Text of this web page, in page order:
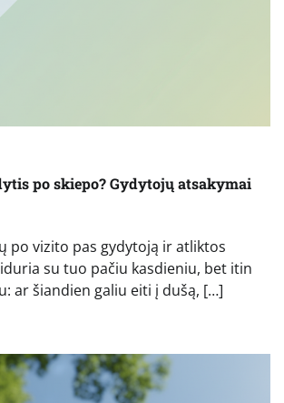
po skiepo? Gydytojų atsakymai
po vizito pas gydytoją ir atliktos
su tuo pačiu kasdieniu, bet itin
ar šiandien galiu eiti į dušą, […]